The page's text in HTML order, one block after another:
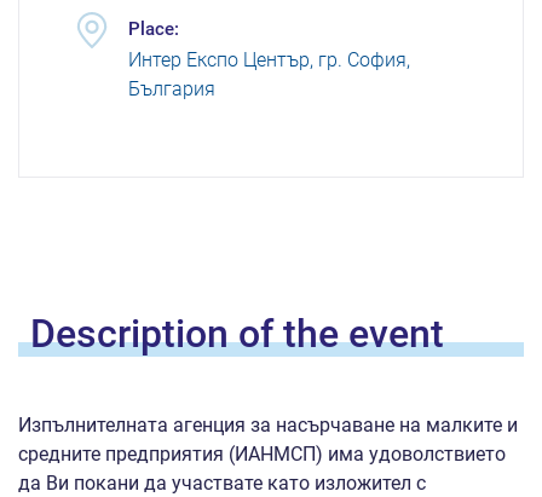
Place:
Интер Експо Център, гр. София,
България
Description of theevent
Изпълнителната агенция за насърчаване на малките и
средните предприятия (ИАНМСП) има удоволствието
да Ви покани да участвате като изложител с